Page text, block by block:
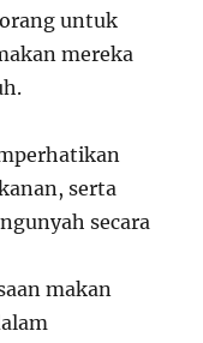
untuk
mereka
serta
secara
makan